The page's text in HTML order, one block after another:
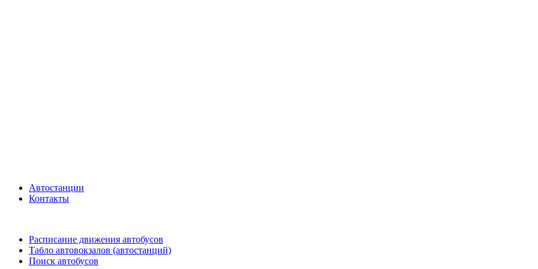
Автостанции
Контакты
Расписание движения автобусов
Табло автовокзалов (автостанций)
Поиск автобусов